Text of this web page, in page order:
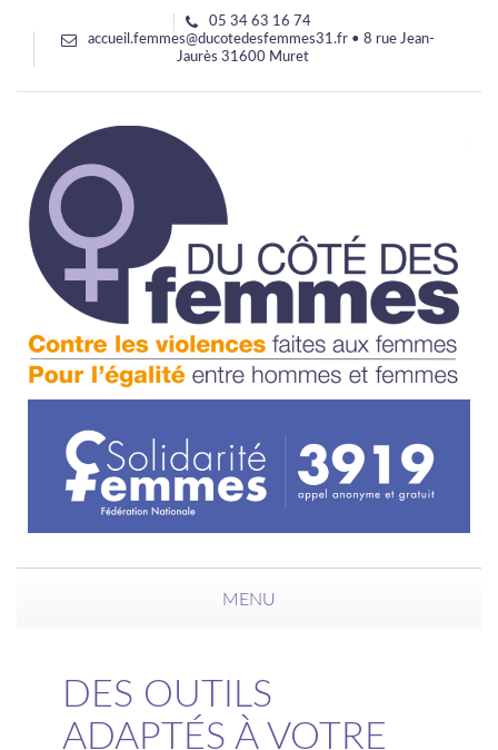
05 34 63 16 74
accueil.femmes@ducotedesfemmes31.fr • 8 rue Jean-
Jaurès 31600 Muret
MENU
DES OUTILS
ADAPTÉS À VOTRE